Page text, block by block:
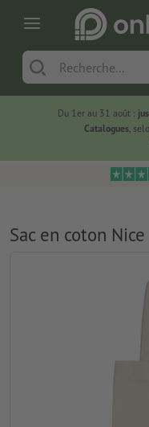
Du 1er au 31 août :
Catalogues,
Sac en coton Nice